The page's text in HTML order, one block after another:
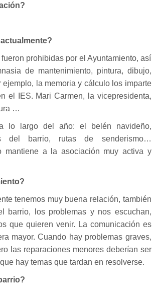
prohibidas por el Ayuntamiento, así
de mantenimiento, pintura, dibujo,
la memoria y cálculo los imparte
el IES. Mari Carmen, la vicepresidenta,
…
lo largo del año: el belén navideño,
del barrio, rutas de senderismo…
mantiene a la asociación muy activa y
tenemos muy buena relación, también
barrio, los problemas y nos escuchan,
que quieren venir. La comunicación es
mayor. Cuando hay problemas graves,
las reparaciones menores deberían ser
hay temas que tardan en resolverse.